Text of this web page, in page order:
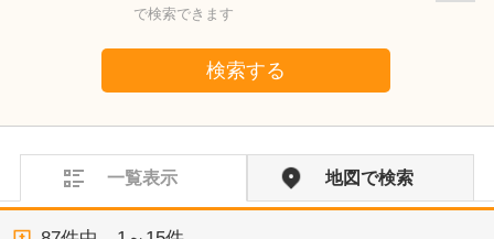
で検索できます
検索する
一覧表示 地図で検索